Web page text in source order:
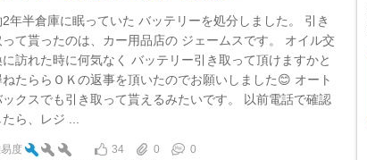
2年半倉庫に眠っていた バッテリーを処分しました。 引き
って貰ったのは、カー用品店の ジェームスです。 オイル交
に訪れた時に何気なく バッテリー引き取って頂けますかと
ねたららＯＫの返事を頂いたのでお願いしました😊 オート
ックスでも引き取って貰えるみたいです。 以前電話で確認
ら、レジ ...
度 34 0
0